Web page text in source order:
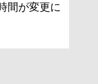
間が変更に